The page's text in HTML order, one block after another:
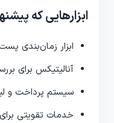
ابزارهایی که
ابزار زمان‌بندی
آنالیتیکس برای
سیستم پرداخت و
خدمات تقویتی